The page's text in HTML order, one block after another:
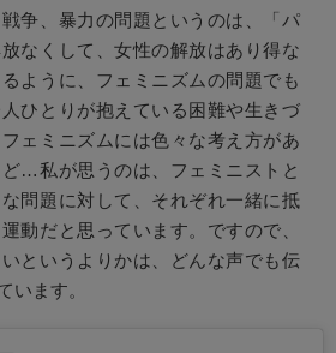
争、暴力の問題というのは、「パ
なくして、女性の解放はあり得な
ように、フェミニズムの問題でも
ひとりが抱えている困難や生きづ
ェミニズムには色々な考え方があ
…私が思うのは、フェミニストと
問題に対して、それぞれ一緒に抵
動だと思っています。ですので、
というよりかは、どんな声でも伝
います。